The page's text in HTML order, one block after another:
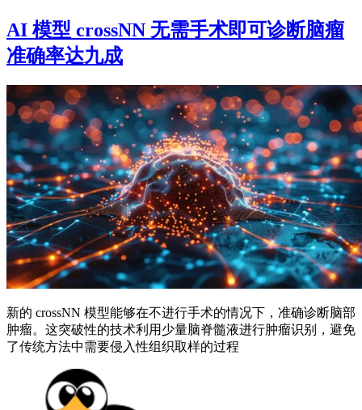
AI 模型 crossNN 无需手术即可诊断脑瘤
准确率达九成
新的 crossNN 模型能够在不进行手术的情况下，准确诊断脑部
肿瘤。这突破性的技术利用少量脑脊髓液进行肿瘤识别，避免
了传统方法中需要侵入性组织取样的过程